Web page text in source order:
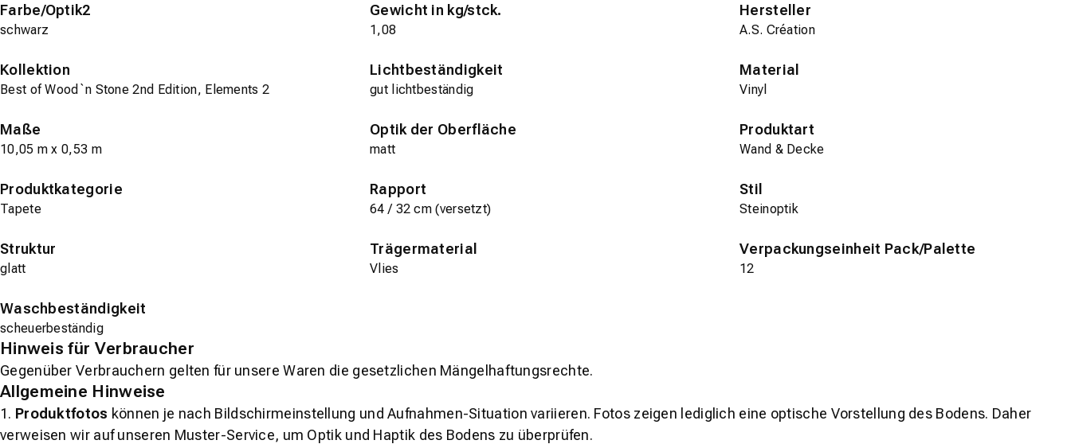
Farbe/Optik2
schwarz
Gewicht in kg/stck.
1,08
Hersteller
A.S. Création
Kollektion
Best of Wood`n Stone 2nd Edition, Elements 2
Lichtbeständigkeit
gut lichtbeständig
Material
Vinyl
Maße
10,05 m x 0,53 m
Optik der Oberfläche
matt
Produktart
Wand & Decke
Produktkategorie
Tapete
Rapport
64 / 32 cm (versetzt)
Stil
Steinoptik
Struktur
glatt
Trägermaterial
Vlies
Verpackungseinheit Pack/Palette
12
Waschbeständigkeit
scheuerbeständig
Hinweis für Verbraucher
Gegenüber Verbrauchern gelten für unsere Waren die gesetzlichen Mängelhaftungsrechte.
Allgemeine Hinweise
1. Produktfotos können je nach Bildschirmeinstellung und Aufnahmen-Situation variieren. Fotos zeigen lediglich eine optische Vorstellung des Bodens. Daher
verweisen wir auf unseren Muster-Service, um Optik und Haptik des Bodens zu überprüfen.